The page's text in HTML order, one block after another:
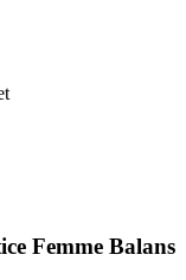
Femme Balans